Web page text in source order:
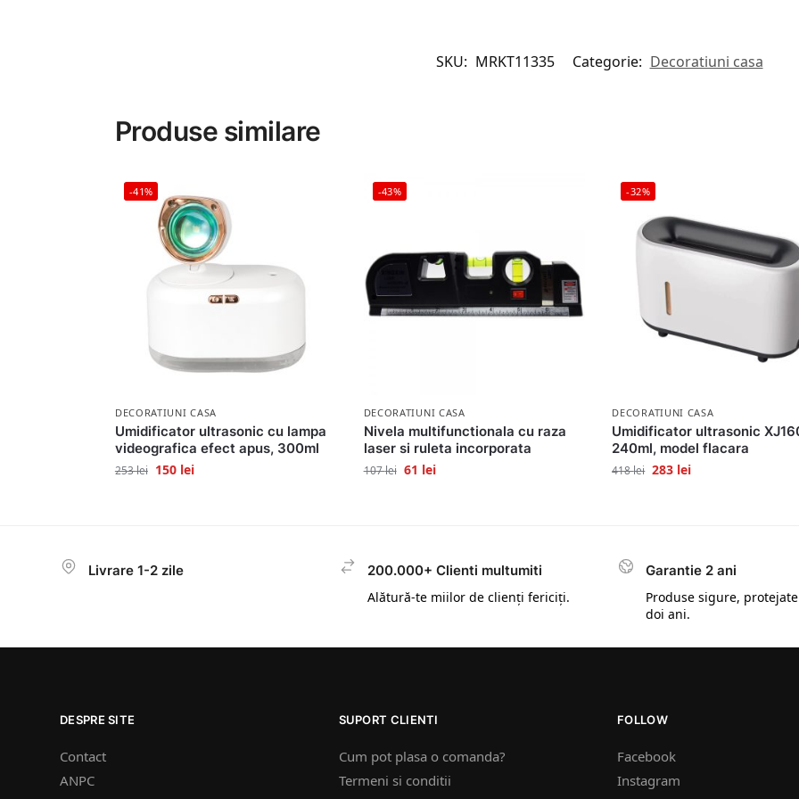
SKU: MRKT11335 Categorie: Decoratiuni casa
Produse similare
-41%
DECORATIUNI CASA
Umidificator ultrasonic cu lampa
videografica efect apus, 300ml
253lei 150 lei
-43%
DECORATIUNI CASA
Nivela multifunctionala cu raza
laser si ruleta incorporata
107lei 61 lei
-32%
DECORATIUNI CASA
Umidificator ultrasonic
240ml, model flacara
418lei 283 lei
Livrare 1-2 zile
200.000+ Clienti multumiti
Alătură-te miilor de clienți fericiți.
Garantie 2 ani
Produse sigure,
doi ani.
DESPRE SITE
Contact
ANPC
SUPORT CLIENTI
Cum pot plasa o comanda?
Termeni si conditii
FOLLOW
Facebook
Instagram